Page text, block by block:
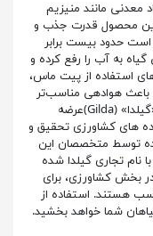
معدنی مانند منیزیم
این محصول قدرت جذب و
حدود بیست برابر
به آب را رفع کرده و
استفاده از پیت ماس،
هوادهی مناسب‌تر
به ریشه‌ی گیاه می‌شود. محصول فوق توسط «گیلدا» (Gilda)عرضه
زمینه‌ تولید نهاده های کشاورزی تحقیق و
توسط متخصصان این
نام تجاری گیلدا شده
بخش کشاورزی، برای
هستند. استفاده از
شما خواهد بخشید.